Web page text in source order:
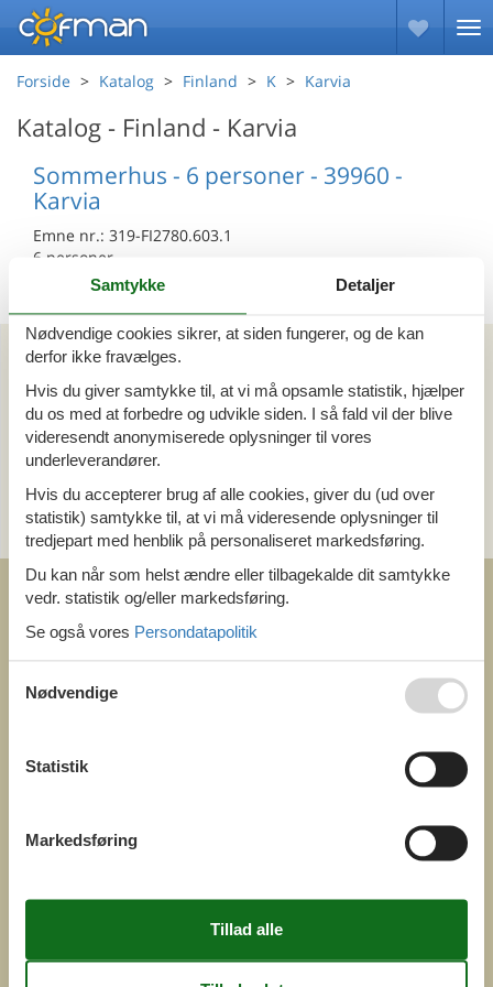
Forside Katalog Finland K Karvia
Katalog - Finland - Karvia
Sommerhus - 6 personer - 39960 -
Karvia
Emne nr.: 319-FI2780.603.1
6 personer
Kan vi hjælpe?
Ring (+45) 7877 0427
Man. - fre. 10.00-16.00
Send en e-mail
og få et hurtigt svar, alle dage
Samtykke Detaljer
Nødvendige cookies sikrer, at siden fungerer, og de kan
derfor ikke fravælges.
Hvis du giver samtykke til, at vi må opsamle statistik, hjælper
du os med at forbedre og udvikle siden. I så fald vil der blive
videresendt anonymiserede oplysninger til vores
underleverandører.
Hvis du accepterer brug af alle cookies, giver du (ud over
statistik) samtykke til, at vi må videresende oplysninger til
tredjepart med henblik på personaliseret markedsføring.
Du kan når som helst ændre eller tilbagekalde dit samtykke
vedr. statistik og/eller markedsføring.
Se også vores Persondatapolitik
Nødvendige
Statistik
Markedsføring